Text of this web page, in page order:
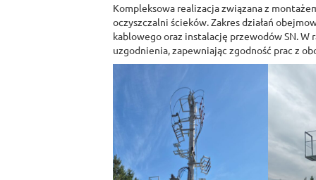
Kompleksowa realizacja związana z
oczyszczalni ścieków. Zakres działań
kablowego oraz instalację przewodów SN.
uzgodnienia, zapewniając zgodność prac z